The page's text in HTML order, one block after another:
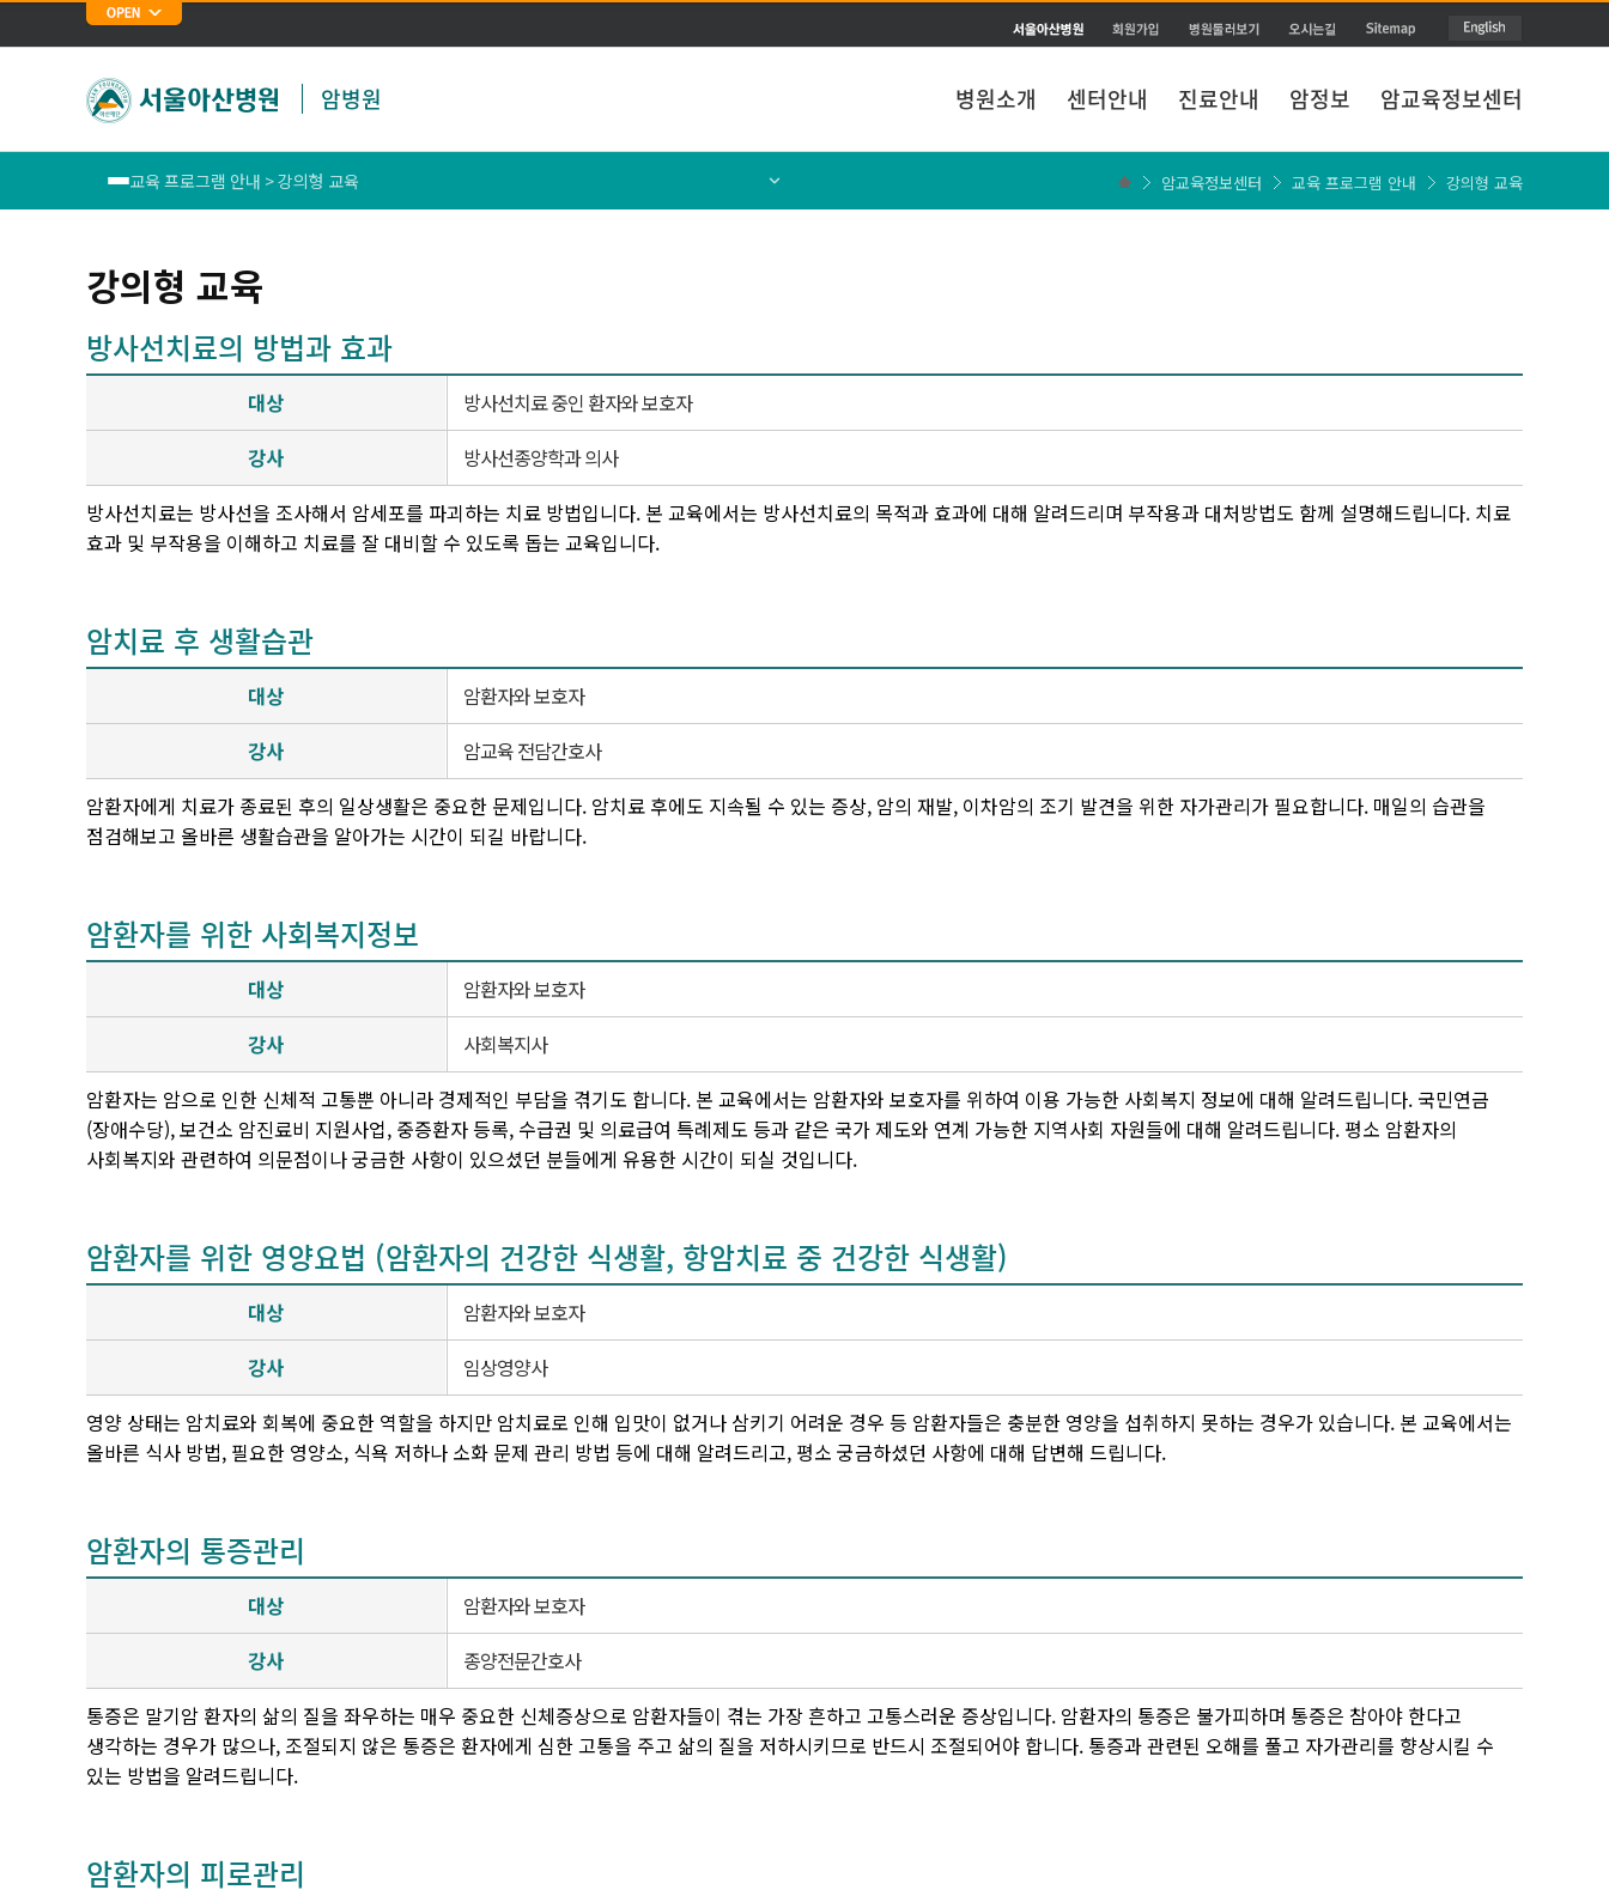
주메뉴 바로가기
본문 바로가기
암병원 병원소개 센터안내 진료안내 암정보 암교육정보센터
암교육정보센터 교육 프로그램 안내 강의형 교육
교육 프로그램 안내 > 강의형 교육
암교육정보센터 안내
교육 프로그램 안내
강의형 교육
방사선치료의 방법과 효과
대상
방사선치료 중인 환자와 보호자
강사
방사선종양학과 의사
방사선치료는 방사선을 조사해서 암세포를 파괴하는 치료 방법입니다. 본 교육에서는 방사선치료의 목적과 효과에 대해 알려드리며 부작용과 대처방법도 함께 설명해드립니다. 치료
효과 및 부작용을 이해하고 치료를 잘 대비할 수 있도록 돕는 교육입니다.
암치료 후 생활습관
대상
암환자와 보호자
강사
암교육 전담간호사
암환자에게 치료가 종료된 후의 일상생활은 중요한 문제입니다. 암치료 후에도 지속될 수 있는 증상, 암의 재발, 이차암의 조기 발견을 위한 자가관리가 필요합니다. 매일의 습관을
점검해보고 올바른 생활습관을 알아가는 시간이 되길 바랍니다.
암환자를 위한 사회복지정보
대상
암환자와 보호자
강사
사회복지사
암환자는 암으로 인한 신체적 고통뿐 아니라 경제적인 부담을 겪기도 합니다. 본 교육에서는 암환자와 보호자를 위하여 이용 가능한 사회복지 정보에 대해 알려드립니다. 국민연금
(장애수당), 보건소 암진료비 지원사업, 중증환자 등록, 수급권 및 의료급여 특례제도 등과 같은 국가 제도와 연계 가능한 지역사회 자원들에 대해 알려드립니다. 평소 암환자의
사회복지와 관련하여 의문점이나 궁금한 사항이 있으셨던 분들에게 유용한 시간이 되실 것입니다.
암환자를 위한 영양요법 (암환자의 건강한 식생활, 항암치료 중 건강한 식생활)
대상
암환자와 보호자
강사
임상영양사
영양 상태는 암치료와 회복에 중요한 역할을 하지만 암치료로 인해 입맛이 없거나 삼키기 어려운 경우 등 암환자들은 충분한 영양을 섭취하지 못하는 경우가 있습니다. 본 교육에서는
올바른 식사 방법, 필요한 영양소, 식욕 저하나 소화 문제 관리 방법 등에 대해 알려드리고, 평소 궁금하셨던 사항에 대해 답변해 드립니다.
암환자의 통증관리
대상
암환자와 보호자
강사
종양전문간호사
통증은 말기암 환자의 삶의 질을 좌우하는 매우 중요한 신체증상으로 암환자들이 겪는 가장 흔하고 고통스러운 증상입니다. 암환자의 통증은 불가피하며 통증은 참아야 한다고
생각하는 경우가 많으나, 조절되지 않은 통증은 환자에게 심한 고통을 주고 삶의 질을 저하시키므로 반드시 조절되어야 합니다. 통증과 관련된 오해를 풀고 자가관리를 향상시킬 수
있는 방법을 알려드립니다.
암환자의 피로관리